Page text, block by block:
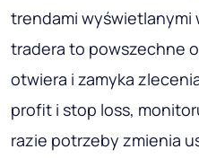
trendami wyświetlanymi
tradera to powszechne
otwiera i zamyka
profit i stop loss,
razie potrzeby zmienia